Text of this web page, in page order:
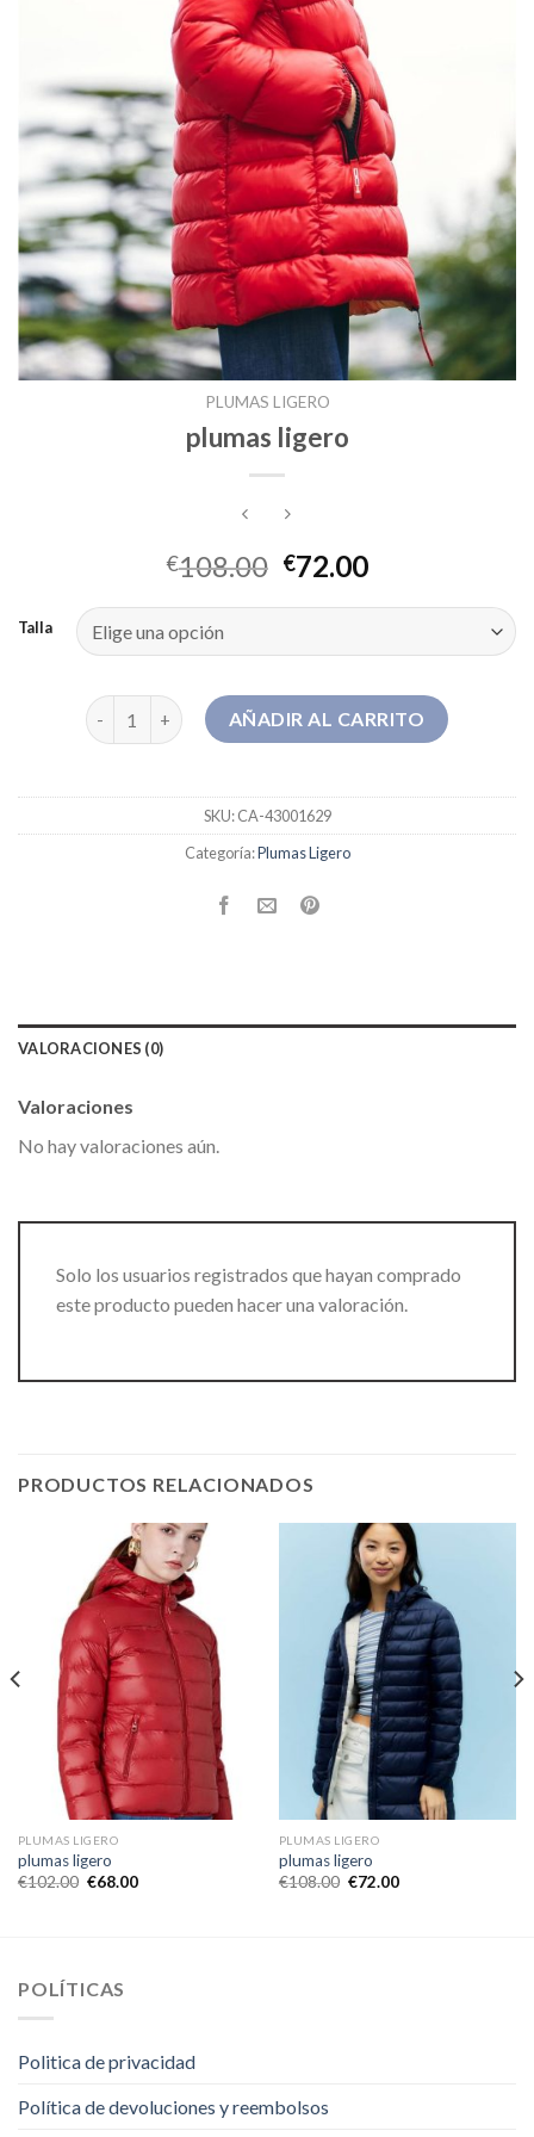
PLUMAS LIGERO
plumas ligero
€108.00 €72.00
Talla
plumas ligero cantidadAÑADIR AL CARRITO
SKU:CA-43001629
Categoría:Plumas Ligero
VALORACIONES (0)
Valoraciones
No hay valoraciones aún.
Solo los usuarios registrados que hayan comprado
este producto pueden hacer una valoración.
PRODUCTOS RELACIONADOS
PLUMAS LIGERO
plumas ligero
€102.00 €68.00
PLUMAS LIGERO
plumas ligero
€108.00 €72.00
POLÍTICAS
Politica de privacidad
Política de devoluciones y reembolsos